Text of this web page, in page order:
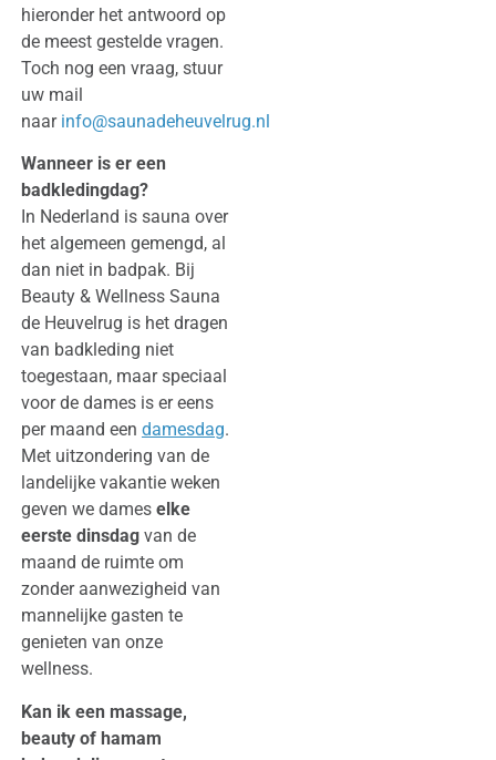
hieronder het antwoord op
de meest gestelde vragen.
Toch nog een vraag, stuur
uw mail
naar info@saunadeheuvelrug.nl
Wanneer is er een
badkledingdag?
In Nederland is sauna over
het algemeen gemengd, al
dan niet in badpak. Bij
Beauty & Wellness Sauna
de Heuvelrug is het dragen
van badkleding niet
toegestaan, maar speciaal
voor de dames is er eens
per maand een damesdag.
Met uitzondering van de
landelijke vakantie weken
geven we dames elke
eerste dinsdag van de
maand de ruimte om
zonder aanwezigheid van
mannelijke gasten te
genieten van onze
wellness.
Kan ik een massage,
beauty of hamam